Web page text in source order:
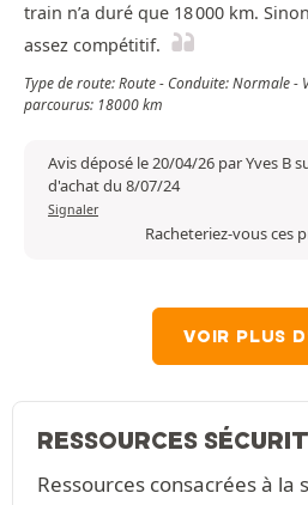
train n’a duré que 18 000 km.
assez compétitif.
Type de route: Route - Conduite: Normale -
parcourus: 18000 km
Avis déposé le 20/04/26 par Yves B
d'achat du 8/07/24
Signaler
Racheteriez-vous ces
VOIR PLUS
RESSOURCES
Ressources consacrées à la